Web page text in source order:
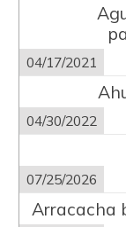
04/17/2021
04/30/2022
07/25/2026
Arracacha